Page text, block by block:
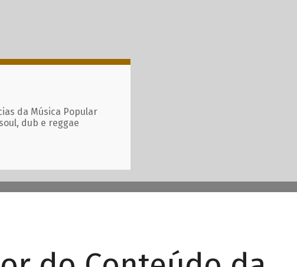
da Música Popular
dub e reggae